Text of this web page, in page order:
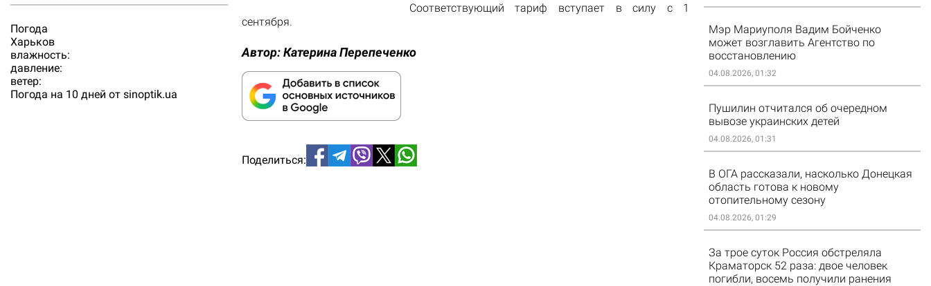
Погода
Харьков
влажность:
давление:
ветер:
Погода на 10 дней от sinoptik.ua
Соответствующий тариф вступает в силу с 1
сентября.
Автор:Катерина Перепеченко
Поделиться:
Мэр Мариуполя Вадим Бойченко
может возглавить Агентство по
восстановлению
04.08.2026, 01:32
Пушилин отчитался об очередном
вывозе украинских детей
04.08.2026, 01:31
В ОГА рассказали, насколько Донецкая
область готова к новому
отопительному сезону
04.08.2026, 01:29
За трое суток Россия обстреляла
Краматорск 52 раза: двое человек
погибли, восемь получили ранения